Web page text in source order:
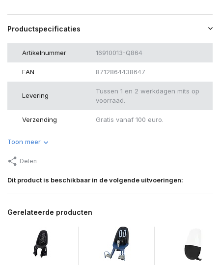
Productspecificaties
Artikelnummer 16910013-Q864
EAN 8712864438647
Levering
Tussen 1 en 2 werkdagen mits op
voorraad.
Verzending Gratis vanaf 100 euro.
Toon meer
Delen
Dit product is beschikbaar in de volgende uitvoeringen:
Gerelateerde producten